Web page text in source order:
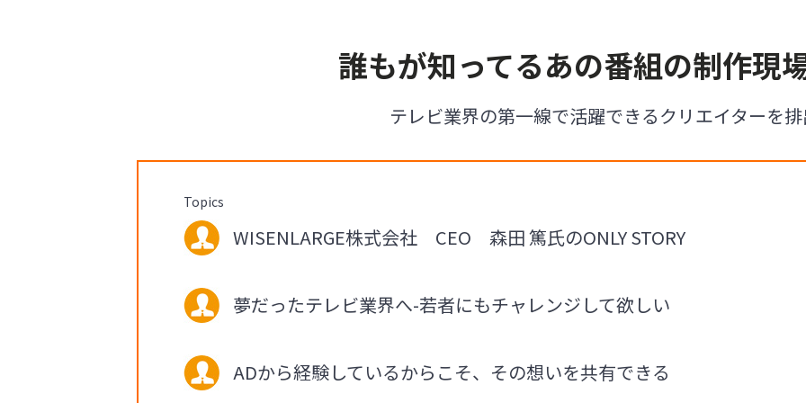
誰もが知ってるあの番組の制作現
テレビ業界の第一線で活躍できるクリエイターを排
Topics
WISENLARGE株式会社 CEO 森田 篤氏のONLY STORY
夢だったテレビ業界へ-若者にもチャレンジして欲しい
ADから経験しているからこそ、その想いを共有できる